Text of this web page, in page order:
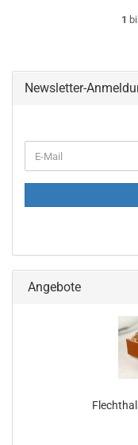
1
Newsletter-
ZUR
E-
Mail
Angebote